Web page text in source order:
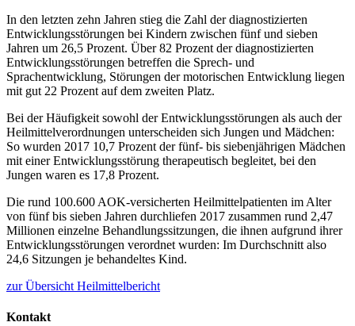
In den letzten zehn Jahren stieg die Zahl der diagnostizierten
Entwicklungsstörungen bei Kindern zwischen fünf und sieben
Jahren um 26,5 Prozent. Über 82 Prozent der diagnostizierten
Entwicklungsstörungen betreffen die Sprech- und
Sprachentwicklung, Störungen der motorischen Entwicklung liegen
mit gut 22 Prozent auf dem zweiten Platz.
Bei der Häufigkeit sowohl der Entwicklungsstörungen als auch der
Heilmittelverordnungen unterscheiden sich Jungen und Mädchen:
So wurden 2017 10,7 Prozent der fünf- bis siebenjährigen Mädchen
mit einer Entwicklungsstörung therapeutisch begleitet, bei den
Jungen waren es 17,8 Prozent.
Die rund 100.600 AOK-versicherten Heilmittelpatienten im Alter
von fünf bis sieben Jahren durchliefen 2017 zusammen rund 2,47
Millionen einzelne Behandlungssitzungen, die ihnen aufgrund ihrer
Entwicklungsstörungen verordnet wurden: Im Durchschnitt also
24,6 Sitzungen je behandeltes Kind.
zur Übersicht Heilmittelbericht
Kontakt